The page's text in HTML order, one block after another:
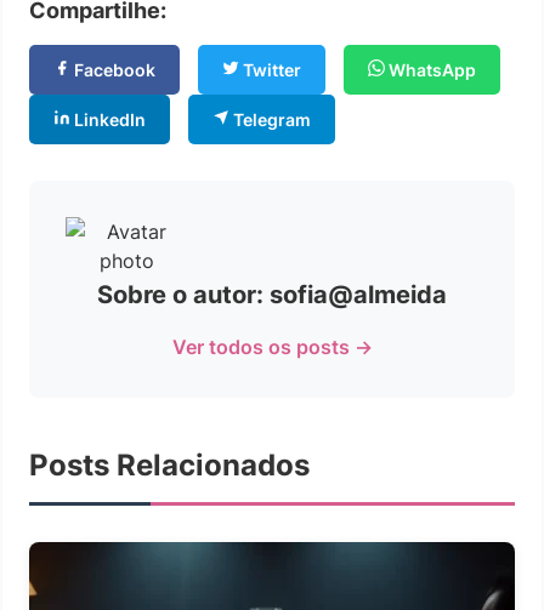
Compartilhe:
Facebook Twitter WhatsApp
LinkedIn Telegram
Sobre o autor: sofia@almeida
Ver todos os posts →
Posts Relacionados